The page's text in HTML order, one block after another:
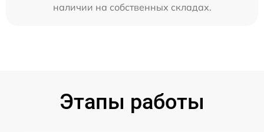
наличии на собственных складах.
Этапы работы